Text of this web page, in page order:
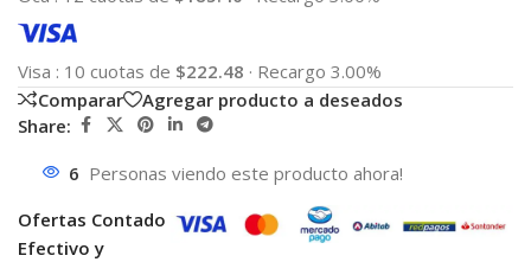
Visa : 10 cuotas de $222.48 · Recargo 3.00%
Comparar
Agregar producto a deseados
Share:
6 Personas viendo este producto ahora!
Ofertas Contado
Efectivo y